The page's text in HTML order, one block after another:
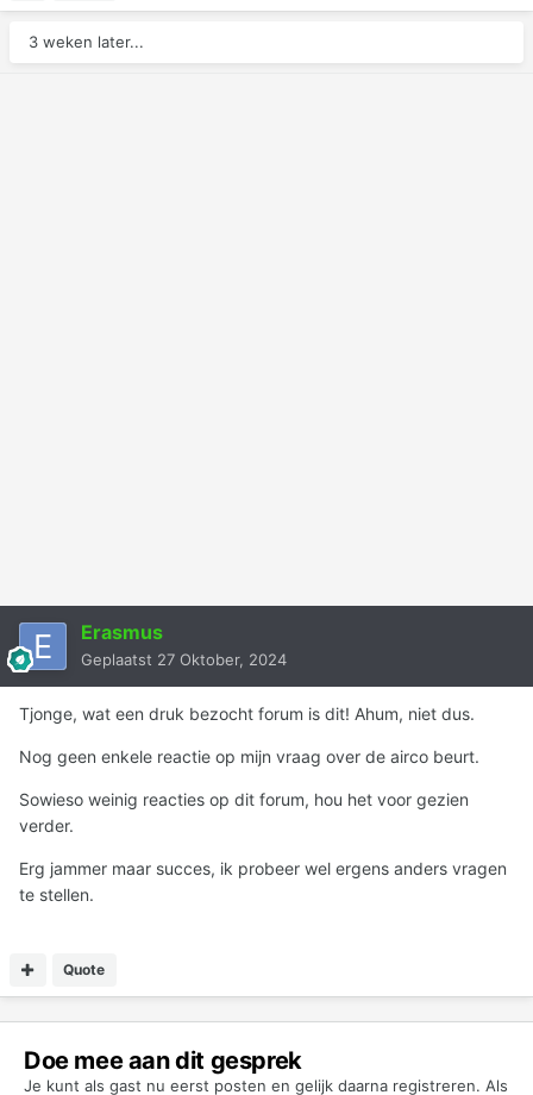
3 weken later...
Erasmus
Geplaatst 27 Oktober, 2024
Tjonge, wat een druk bezocht forum is dit! Ahum, niet dus.
Nog geen enkele reactie op mijn vraag over de airco beurt.
Sowieso weinig reacties op dit forum, hou het voor gezien
verder.
Erg jammer maar succes, ik probeer wel ergens anders vragen
te stellen.
Quote
Doe mee aan dit gesprek
Je kunt als gast nu eerst posten en gelijk daarna registreren. Als